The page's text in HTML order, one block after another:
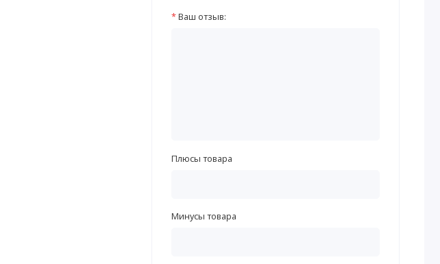
Ваш отзыв:
Плюсы товара
Минусы товара